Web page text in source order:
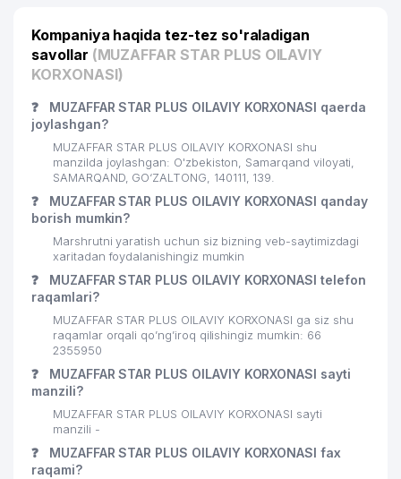
Kompaniya haqida tez-tez so'raladigan
savollar (MUZAFFAR STAR PLUS OILAVIY
KORXONASI)
❓
MUZAFFAR STAR PLUS OILAVIY KORXONASI qaerda
joylashgan?
MUZAFFAR STAR PLUS OILAVIY KORXONASI shu
manzilda joylashgan: O'zbekiston, Samarqand viloyati,
SAMARQAND, GO‘ZALTONG, 140111, 139.
❓
MUZAFFAR STAR PLUS OILAVIY KORXONASI qanday
borish mumkin?
Marshrutni yaratish uchun siz bizning veb-saytimizdagi
xaritadan foydalanishingiz mumkin
❓
MUZAFFAR STAR PLUS OILAVIY KORXONASI telefon
raqamlari?
MUZAFFAR STAR PLUS OILAVIY KORXONASI ga siz shu
raqamlar orqali qo’ng’iroq qilishingiz mumkin: 66
2355950
❓
MUZAFFAR STAR PLUS OILAVIY KORXONASI sayti
manzili?
MUZAFFAR STAR PLUS OILAVIY KORXONASI sayti
manzili -
❓
MUZAFFAR STAR PLUS OILAVIY KORXONASI fax
raqami?